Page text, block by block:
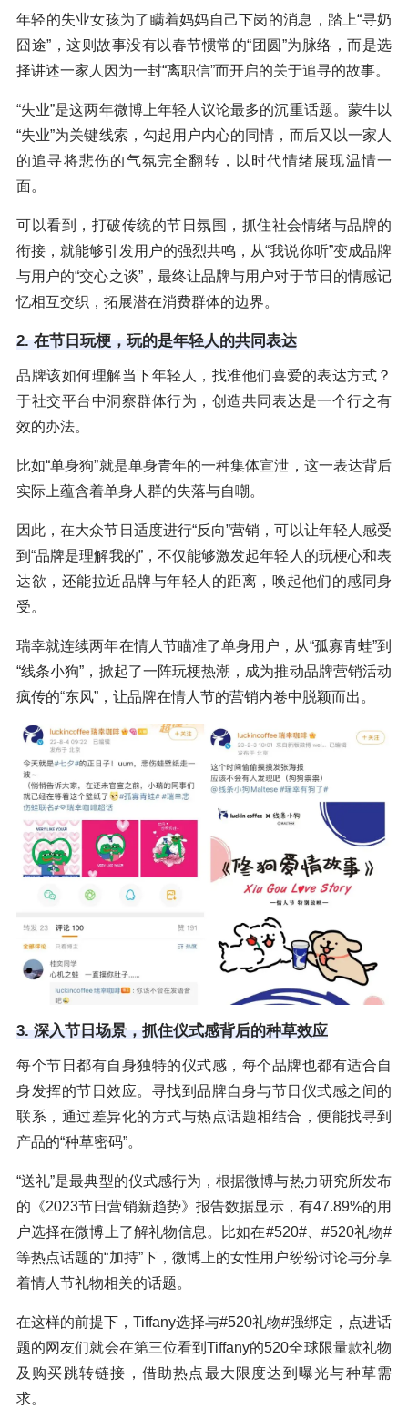
年轻的失业女孩为了瞒着妈妈自己下岗的消息，踏上“寻奶
囧途”，这则故事没有以春节惯常的“团圆”为脉络，而是选
择讲述一家人因为一封“离职信”而开启的关于追寻的故事。
“失业”是这两年微博上年轻人议论最多的沉重话题。蒙牛以
“失业”为关键线索，勾起用户内心的同情，而后又以一家人
的追寻将悲伤的气氛完全翻转，以时代情绪展现温情一
面。
可以看到，打破传统的节日氛围，抓住社会情绪与品牌的
衔接，就能够引发用户的强烈共鸣，从“我说你听”变成品牌
与用户的“交心之谈”，最终让品牌与用户对于节日的情感记
忆相互交织，拓展潜在消费群体的边界。
2. 在节日玩梗，玩的是年轻人的共同表达
品牌该如何理解当下年轻人，找准他们喜爱的表达方式？
于社交平台中洞察群体行为，创造共同表达是一个行之有
效的办法。
比如“单身狗”就是单身青年的一种集体宣泄，这一表达背后
实际上蕴含着单身人群的失落与自嘲。
因此，在大众节日适度进行“反向”营销，可以让年轻人感受
到“品牌是理解我的”，不仅能够激发起年轻人的玩梗心和表
达欲，还能拉近品牌与年轻人的距离，唤起他们的感同身
受。
瑞幸就连续两年在情人节瞄准了单身用户，从“孤寡青蛙”到
“线条小狗”，掀起了一阵玩梗热潮，成为推动品牌营销活动
疯传的“东风”，让品牌在情人节的营销内卷中脱颖而出。
3. 深入节日场景，抓住仪式感背后的种草效应
每个节日都有自身独特的仪式感，每个品牌也都有适合自
身发挥的节日效应。寻找到品牌自身与节日仪式感之间的
联系，通过差异化的方式与热点话题相结合，便能找寻到
产品的“种草密码”。
“送礼”是最典型的仪式感行为，根据微博与热力研究所发布
的《2023节日营销新趋势》报告数据显示，有47.89%的用
户选择在微博上了解礼物信息。比如在#520#、#520礼物#
等热点话题的“加持”下，微博上的女性用户纷纷讨论与分享
着情人节礼物相关的话题。
在这样的前提下，Tiffany选择与#520礼物#强绑定，点进话
题的网友们就会在第三位看到Tiffany的520全球限量款礼物
及购买跳转链接，借助热点最大限度达到曝光与种草需
求。